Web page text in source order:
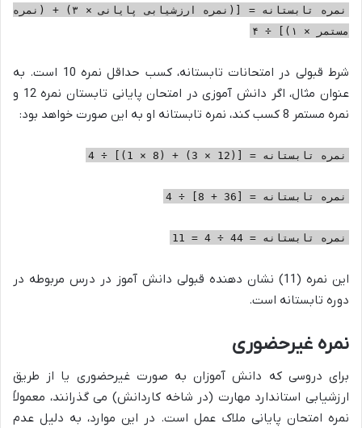
نمره تابستانه = [(نمره ارزشیابی پایانی × ۳) + (نمره
مستمر × ۱)] ÷ ۴
شرط قبولی در امتحانات تابستانه، کسب حداقل نمره 10 است. به
عنوان مثال، اگر دانش آموزی در امتحان پایانی تابستان نمره 12 و
نمره مستمر 8 کسب کند، نمره تابستانه او به این صورت خواهد بود:
نمره تابستانه = [(12 × 3) + (8 × 1)] ÷ 4
نمره تابستانه = [36 + 8] ÷ 4
نمره تابستانه = 44 ÷ 4 = 11
این نمره (11) نشان دهنده قبولی دانش آموز در درس مربوطه در
دوره تابستانه است.
نمره غیرحضوری
برای دروسی که دانش آموزان به صورت غیرحضوری یا از طریق
ارزشیابی استاندارد مهارت (در شاخه کاردانش) می گذرانند، معمولاً
نمره امتحان پایانی ملاک عمل است. در این موارد، به دلیل عدم